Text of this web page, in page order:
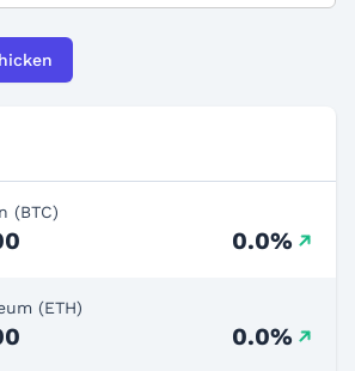
(BTC)
0.0%
(ETH)
0.0%